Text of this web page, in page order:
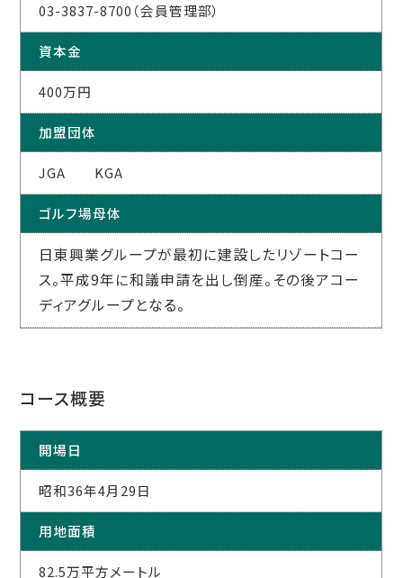
03-3837-8700（会員管理部）
資本金
400万円
加盟団体
JGA KGA
ゴルフ場母体
日東興業グループが最初に建設したリゾートコー
ス。平成9年に和議申請を出し倒産。その後アコー
ディアグループとなる。
コース概要
開場日
昭和36年4月29日
用地面積
82.5万平方メートル